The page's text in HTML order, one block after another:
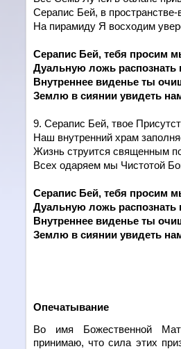
Серапис Бей, в пространстве-
На пирамиду Я восходим
Серапис Бей, тебя просим
Дуальную ложь распознать
Внутреннее виденье ты
Землю в сиянии увидеть
9. Серапис Бей, твое
Наш внутренний храм
Жизнь струится священным
Всех одаряем мы Чистотой
Серапис Бей, тебя просим
Дуальную ложь распознать
Внутреннее виденье ты
Землю в сиянии увидеть
Опечатывание
Во имя Божественной
принимаю, что сила этих